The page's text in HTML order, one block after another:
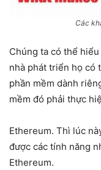
Các
Chúng ta có thể
nhà phát triển họ có
phần mềm dành
mềm đó phải thực
Ethereum. Thì lúc
được các tính năng
Ethereum.